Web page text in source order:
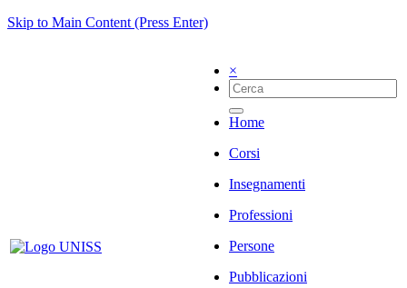
Skip to Main Content (Press Enter)
×
Home
Corsi
Insegnamenti
Professioni
Persone
Pubblicazioni